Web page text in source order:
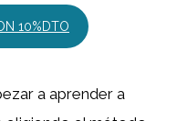
10%DTO
a aprender a